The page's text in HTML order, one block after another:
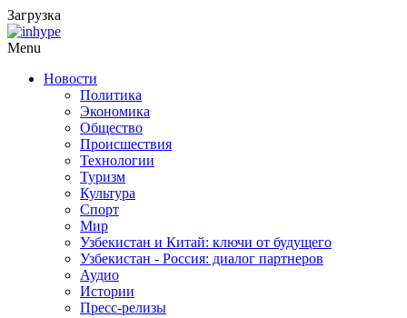
Загрузка
Menu
Новости
Политика
Экономика
Общество
Происшествия
Технологии
Туризм
Культура
Спорт
Мир
Узбекистан и Китай: ключи от будущего
Узбекистан - Россия: диалог партнеров
Аудио
Истории
Пресс-релизы